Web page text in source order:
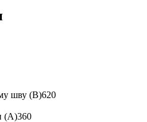
шву (B)620
(A)360